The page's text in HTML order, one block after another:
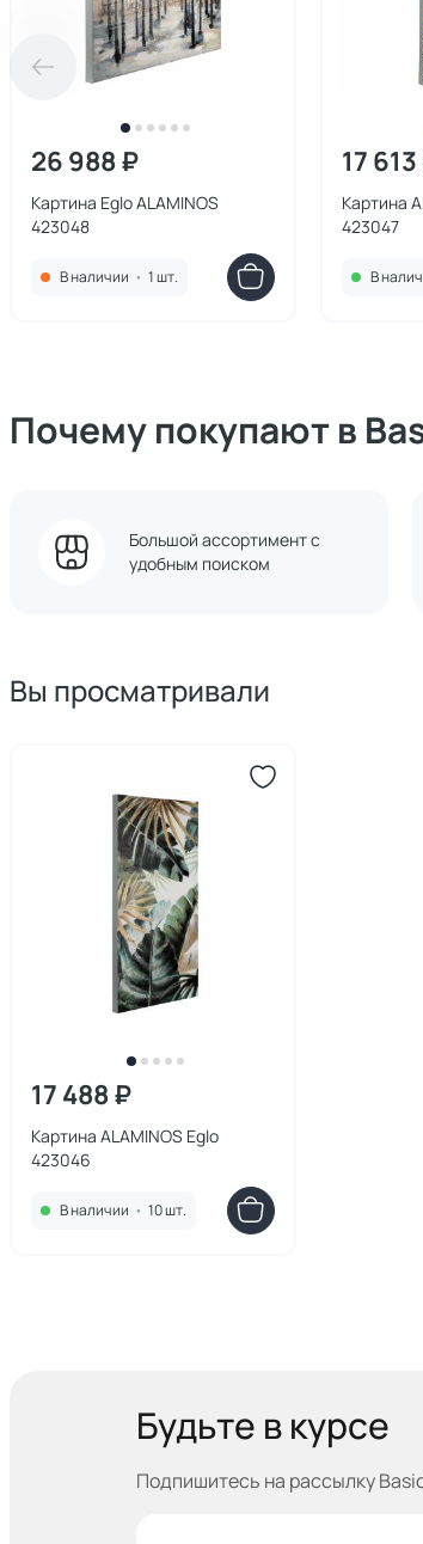
26 988 ₽
Картина Eglo ALAMINOS
423048
В наличии • 1 шт.
17
Картина
423047
В
Почему покупают в
Большой ассортимент с
удобным поиском
Вы просматривали
17 488 ₽
Картина ALAMINOS Eglo
423046
В наличии • 10 шт.
Будьте в курсе
Подпишитесь на рассылку